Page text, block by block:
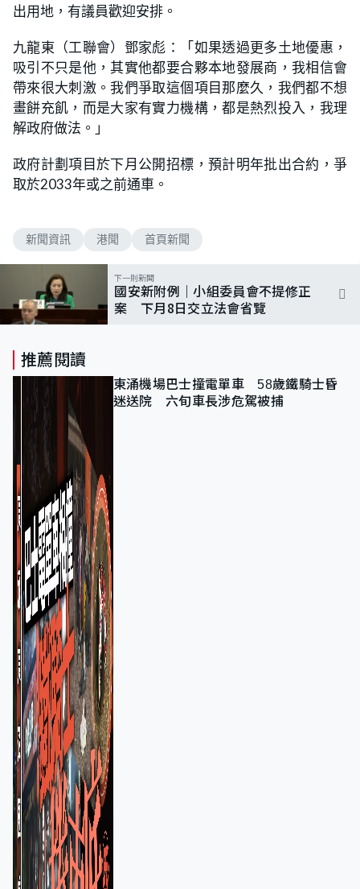
出用地，有議員歡迎安排。
九龍東（工聯會）鄧家彪：「如果透過更多土地優惠，
吸引不只是他，其實他都要合夥本地發展商，我相信會
帶來很大刺激。我們爭取這個項目那麼久，我們都不想
畫餅充飢，而是大家有實力機構，都是熱烈投入，我理
解政府做法。」
政府計劃項目於下月公開招標，預計明年批出合約，爭
取於2033年或之前通車。
新聞資訊 港聞 首頁新聞
下一則新聞
國安新附例｜小組委員會不提修正
案 下月8日交立法會省覽
推薦閱讀
東涌機場巴士撞電單車 58歲鐵騎士昏
迷送院 六旬車長涉危駕被捕